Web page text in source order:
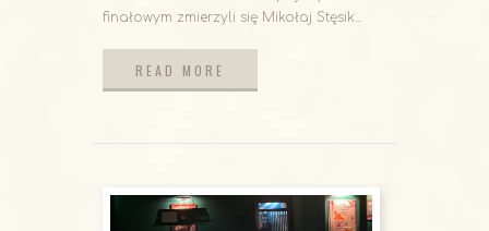
finałowym zmierzyli się Mikołaj Stęsik...
READ MORE